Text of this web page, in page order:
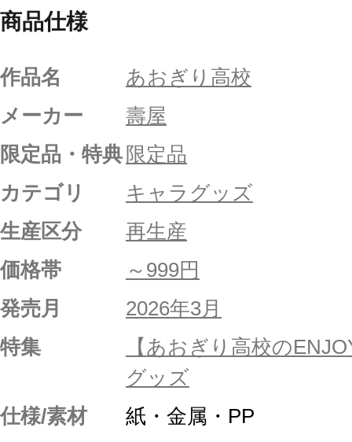
商品仕様
作品名
あおぎり高校
メーカー
壽屋
限定品・特典 限定品
カテゴリ
キャラグッズ
生産区分
再生産
価格帯
～999円
発売月
2026年3月
特集
【あおぎり高校の
グッズ
仕様/素材
紙・金属・PP